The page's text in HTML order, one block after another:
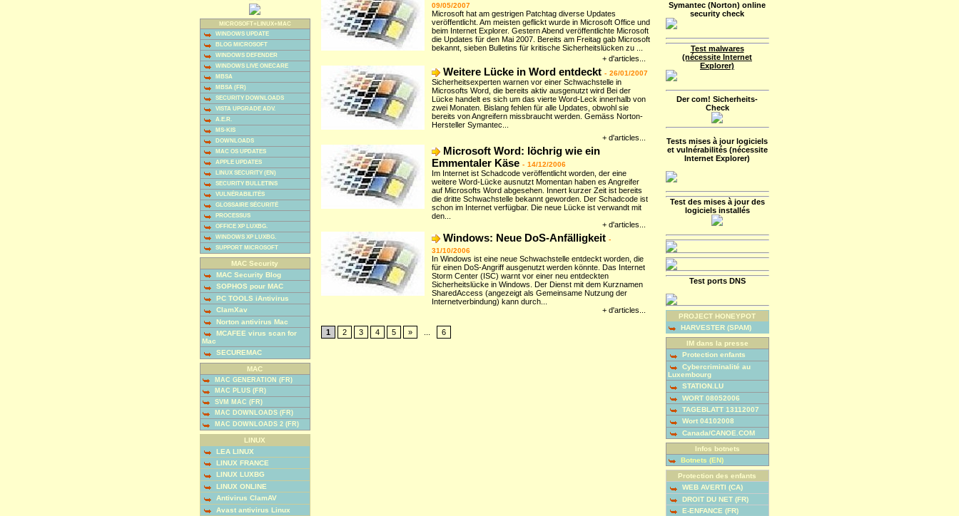
MICROSOFT+LINUX+MAC
WINDOWS UPDATE
BLOG MICROSOFT
WINDOWS DEFENDER
WINDOWS LIVE ONECARE
MBSA
MBSA (FR)
SECURITY DOWNLOADS
VISTA UPGRADE ADV.
A.E.R.
MS-KIS
DOWNLOADS
MAC OS UPDATES
APPLE UPDATES
LINUX SECURITY (EN)
SECURITY BULLETINS
VULNÉRABILITÉS
GLOSSAIRE SÉCURITÉ
PROCESSUS
OFFICE XP LUXBG.
WINDOWS XP LUXBG.
SUPPORT MICROSOFT
MAC Security
MAC Security Blog
SOPHOS pour MAC
PC TOOLS iAntivirus
ClamXav
Norton antivirus Mac
MCAFEE virus scan for
Mac
SECUREMAC
MAC
MAC GENERATION (FR)
MAC PLUS (FR)
SVM MAC (FR)
MAC DOWNLOADS (FR)
MAC DOWNLOADS 2 (FR)
LINUX
LEA LINUX
LINUX FRANCE
LINUX LUXBG
LINUX ONLINE
Antivirus ClamAV
Avast antivirus Linux
09/05/2007
Microsoft hat am gestrigen Patchtag diverse Updates
veröffentlicht. Am meisten geflickt wurde in Microsoft Office und
beim Internet Explorer. Gestern Abend veröffentlichte Microsoft
die Updates für den Mai 2007. Bereits am Freitag gab Microsoft
bekannt, sieben Bulletins für kritische Sicherheitslücken zu ...
+ d'articles...
Weitere Lücke in Word entdeckt - 26/01/2007
Sicherheitsexperten warnen vor einer Schwachstelle in
Microsofts Word, die bereits aktiv ausgenutzt wird Bei der
Lücke handelt es sich um das vierte Word-Leck innerhalb von
zwei Monaten. Bislang fehlen für alle Updates, obwohl sie
bereits von Angreifern missbraucht werden. Gemäss Norton-
Hersteller Symantec...
+ d'articles...
Microsoft Word: löchrig wie ein
Emmentaler Käse - 14/12/2006
Im Internet ist Schadcode veröffentlicht worden, der eine
weitere Word-Lücke ausnutzt Momentan haben es Angreifer
auf Microsofts Word abgesehen. Innert kurzer Zeit ist bereits
die dritte Schwachstelle bekannt geworden. Der Schadcode ist
schon im Internet verfügbar. Die neue Lücke ist verwandt mit
den...
+ d'articles...
Windows: Neue DoS-Anfälligkeit -
31/10/2006
In Windows ist eine neue Schwachstelle entdeckt worden, die
für einen DoS-Angriff ausgenutzt werden könnte. Das Internet
Storm Center (ISC) warnt vor einer neu entdeckten
Sicherheitslücke in Windows. Der Dienst mit dem Kurznamen
SharedAccess (angezeigt als Gemeinsame Nutzung der
Internetverbindung) kann durch...
+ d'articles...
1 2 3 4 5 » 6
Symantec (Norton) online
security check
Test malwares
(nécessite Internet
Explorer)
Der com! Sicherheits-
Check
Tests mises à jour logiciels
et vulnérabilités (nécessite
Internet Explorer)
Test des mises à jour des
logiciels installés
Test ports DNS
PROJECT HONEYPOT
HARVESTER (SPAM)
IM dans la presse
Protection enfants
Cybercriminalité au
Luxembourg
STATION.LU
WORT 08052006
TAGEBLATT 13112007
Wort 04102008
Canada/CANOE.COM
Infos botnets
Botnets (EN)
Protection des enfants
WEB AVERTI (CA)
DROIT DU NET (FR)
E-ENFANCE (FR)